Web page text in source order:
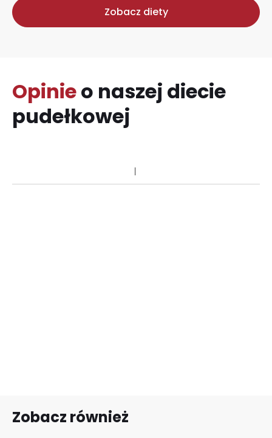
Zobacz diety
Opinieo naszej diecie
pudełkowej
Zobacz również